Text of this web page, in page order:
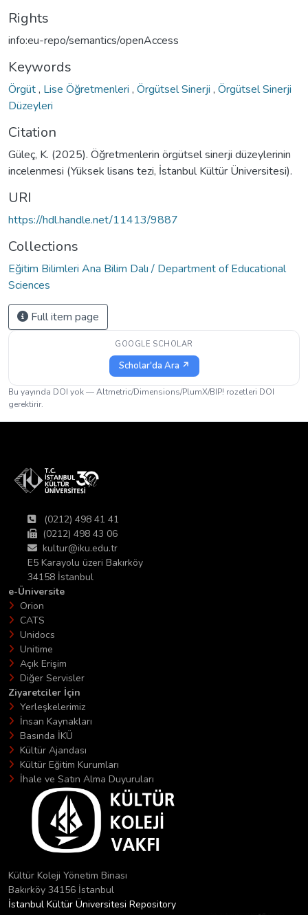
Rights
info:eu-repo/semantics/openAccess
Keywords
Örgüt, Lise Öğretmenleri , Örgütsel Sinerji , Örgütsel Sinerji
Düzeyleri
Citation
Güleç, K. (2025). Öğretmenlerin örgütsel sinerji düzeylerinin
incelenmesi (Yüksek lisans tezi, İstanbul Kültür Üniversitesi).
URI
https://hdl.handle.net/11413/9887
Collections
Eğitim Bilimleri Ana Bilim Dalı / Department of Educational
Sciences
Full item page
GOOGLE SCHOLAR
Scholar'da Ara ↗
Bu yayında DOI yok — Altmetric/Dimensions/PlumX/BIP! rozetleri DOI
gerektirir.
(0212) 498 41 41
(0212) 498 43 06
kultur@iku.edu.tr
E5 Karayolu üzeri Bakırköy
34158 İstanbul
e-Üniversite
Orion
CATS
Unidocs
Unitime
Açık Erişim
Diğer Servisler
Ziyaretciler İçin
Yerleşkelerimiz
İnsan Kaynakları
Basında İKÜ
Kültür Ajandası
Kültür Eğitim Kurumları
İhale ve Satın Alma Duyuruları
Kültür Koleji Yönetim Binası
Bakırköy 34156 İstanbul
İstanbul Kültür Üniversitesi Repository